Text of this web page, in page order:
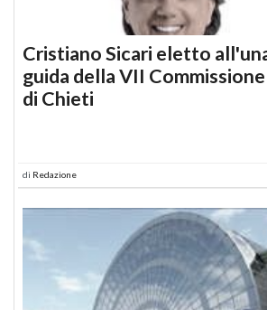
Cristiano Sicari eletto
guida della VII
di Chieti
di Redazione